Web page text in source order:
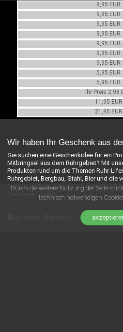
Durch die weitere Nutzung der Seite
technisch notwendigen
8,95 EUR
Grubensalz
9,95 EUR
Essener
9,95 EUR
Zollverein
9,95 EUR
Grubenzucker
9,95 EUR
Essener
9,95 EUR
Zollverein
9,95 EUR
5,95 EUR
Zollverein
5,95 EUR
Essen
UVP 5,95 EUR
Ihr Preis 2,98
Grubensalz
11,95 EUR
Grubensalz und -zucker
21,95 EUR
Wir haben Ihr Geschenk aus
Sie suchen eine Geschenkidee für ein
Mitbringsel aus dem Ruhrgebiet? Mit
Produkten rund um die Themen Ruhr-
Ruhrgebiet, Bergbau, Stahl, Bier und die
Metropole Ruhr, werden Sie garantiert
Geschenk fündig.